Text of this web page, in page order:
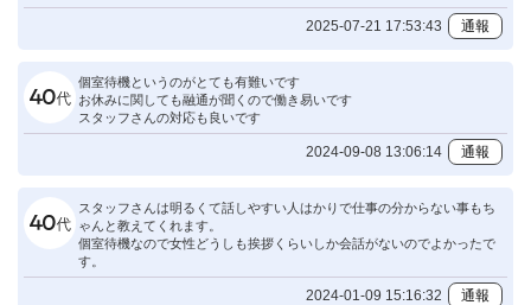
2025-07-21 17:53:43 通報
個室待機というのがとても有難いです
お休みに関しても融通が聞くので働き易いです
スタッフさんの対応も良いです
2024-09-08 13:06:14 通報
スタッフさんは明るくて話しやすい人はかりで仕事の分からない事もち
ゃんと教えてくれます。
個室待機なので女性どうしも挨拶くらいしか会話がないのでよかったで
す。
2024-01-09 15:16:32 通報